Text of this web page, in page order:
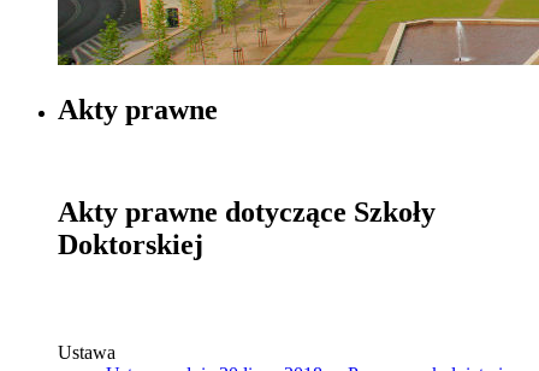
Akty prawne
Akty prawne dotyczące Szkoły
Doktorskiej
Ustawa